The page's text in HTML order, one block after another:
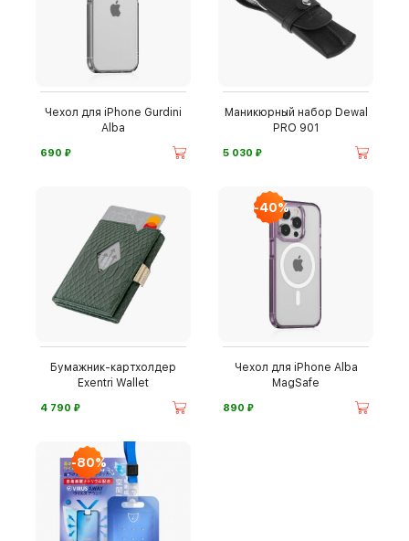
Чехол для iPhone Gurdini
Alba
690 ⃏
Маникюрный набор Dewal
PRO 901
5 030 ⃏
Бумажник-картхолдер
Exentri Wallet
4 790 ⃏
-40%
Чехол для iPhone Alba
MagSafe
890 ⃏
-80%